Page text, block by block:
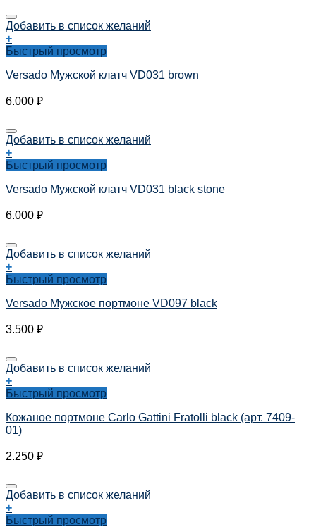
Добавить в список желаний
+
Быстрый просмотр
Versado Мужской клатч VD031 brown
6.000 ₽
Добавить в список желаний
+
Быстрый просмотр
Versado Мужской клатч VD031 black stone
6.000 ₽
Добавить в список желаний
+
Быстрый просмотр
Versado Мужское портмоне VD097 black
3.500 ₽
Добавить в список желаний
+
Быстрый просмотр
Кожаное портмоне Carlo Gattini Fratolli black (арт. 7409-
01)
2.250 ₽
Добавить в список желаний
+
Быстрый просмотр